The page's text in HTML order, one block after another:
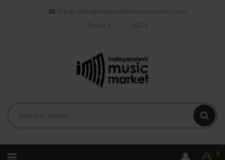
Email:
sales@independentmusicmarket.com
Polski
USD
0